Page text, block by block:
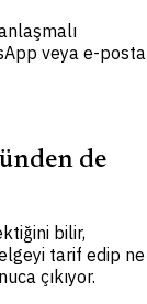
veya e-posta
de
bilir,
tarif edip ne
çıkıyor.